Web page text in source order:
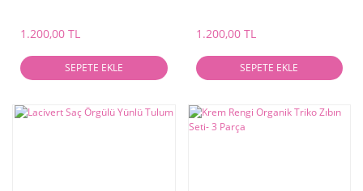
1.200,00 TL
SEPETE EKLE
1.200,00 TL
SEPETE EKLE